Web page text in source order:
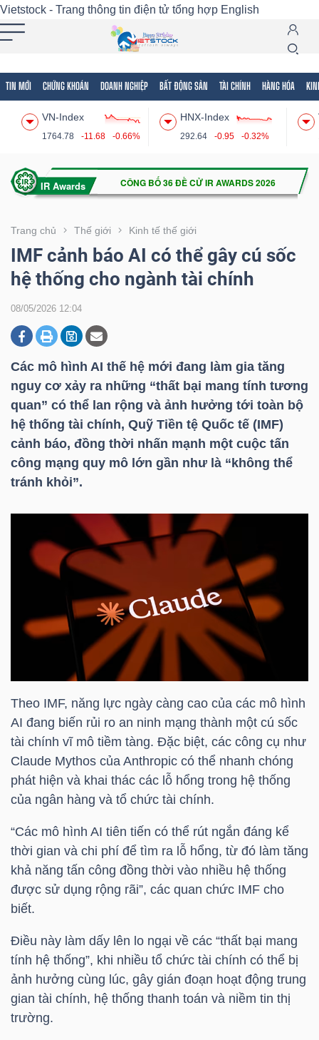
Vietstock - Trang thông tin điện tử tổng hợp English
TIN MỚI CHỨNG KHOÁN DOANH NGHIỆP BẤT ĐỘNG SẢN TÀI CHÍNH HÀNG HÓA
VN-Index
1764.78 -11.68 -0.66%
HNX-Index
292.64 -0.95 -0.32%
Trang chủ Thế giới Kinh tế thế giới
IMF cảnh báo AI có thể gây cú sốc
hệ thống cho ngành tài chính
08/05/2026 12:04
Các mô hình AI thế hệ mới đang làm gia tăng
nguy cơ xảy ra những “thất bại mang tính tương
quan” có thể lan rộng và ảnh hưởng tới toàn bộ
hệ thống tài chính, Quỹ Tiền tệ Quốc tế (IMF)
cảnh báo, đồng thời nhấn mạnh một cuộc tấn
công mạng quy mô lớn gần như là “không thể
tránh khỏi”.
Theo IMF, năng lực ngày càng cao của các mô hình
AI đang biến rủi ro an ninh mạng thành một cú sốc
tài chính vĩ mô tiềm tàng. Đặc biệt, các công cụ như
Claude Mythos của Anthropic có thể nhanh chóng
phát hiện và khai thác các lỗ hổng trong hệ thống
của ngân hàng và tổ chức tài chính.
“Các mô hình AI tiên tiến có thể rút ngắn đáng kể
thời gian và chi phí để tìm ra lỗ hổng, từ đó làm tăng
khả năng tấn công đồng thời vào nhiều hệ thống
được sử dụng rộng rãi”, các quan chức IMF cho
biết.
Điều này làm dấy lên lo ngại về các “thất bại mang
tính hệ thống”, khi nhiều tổ chức tài chính có thể bị
ảnh hưởng cùng lúc, gây gián đoạn hoạt động trung
gian tài chính, hệ thống thanh toán và niềm tin thị
trường.
Tất cả Tính năng Ngành Mã chứng khoán
Tính
(-)
VIETSTOCK
CHỨNG
DOANH
NGHIỆP
TÀI
CHÍNH
KINH
GIỚI
ĐÔNG
TÀI
CHÍNH